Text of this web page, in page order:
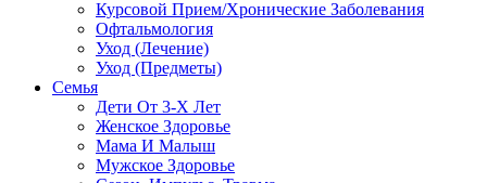
Курсовой Прием/Хронические Заболевания
Офтальмология
Уход (Лечение)
Уход (Предметы)
Семья
Дети От 3-Х Лет
Женское Здоровье
Мама И Малыш
Мужское Здоровье